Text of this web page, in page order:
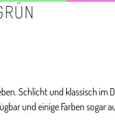
Schlicht und klassisch im
und einige Farben sogar